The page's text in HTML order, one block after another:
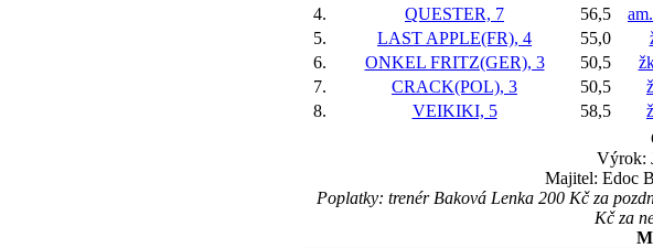
4.
QUESTER, 7 56,5
5.
LAST APPLE(FR), 4 55,0
6.
ONKEL FRITZ(GER), 3 50,5
7.
CRACK(POL), 3 50,5
8.
VEIKIKI, 5 58,5
Výrok:
Majitel: Edoc
Poplatky: trenér Baková Lenka 200 Kč za
Kč za